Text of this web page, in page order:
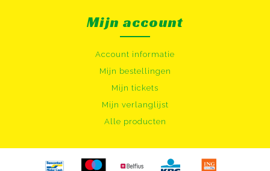
Mijn account
Account informatie
Mijn bestellingen
Mijn tickets
Mijn verlanglijst
Alle producten